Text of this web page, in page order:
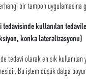
bir tampon uygulamasına
kullanılan
konka lateralizasyonu)
tedavi olarak en sık
Bu işlem düşük dalga